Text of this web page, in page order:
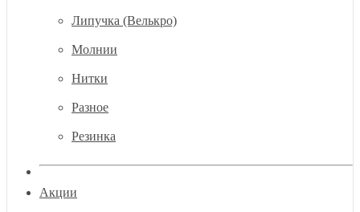
Липучка (Велькро)
Молнии
Нитки
Разное
Резинка
Акции